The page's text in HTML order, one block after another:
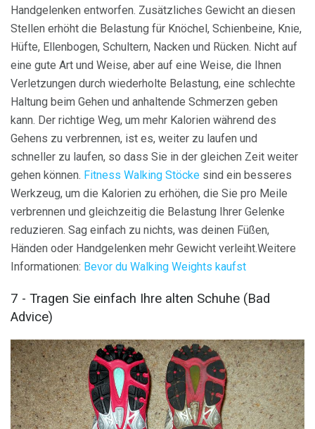
Handgelenken entworfen. Zusätzliches Gewicht an diesen
Stellen erhöht die Belastung für Knöchel, Schienbeine, Knie,
Hüfte, Ellenbogen, Schultern, Nacken und Rücken. Nicht auf
eine gute Art und Weise, aber auf eine Weise, die Ihnen
Verletzungen durch wiederholte Belastung, eine schlechte
Haltung beim Gehen und anhaltende Schmerzen geben
kann. Der richtige Weg, um mehr Kalorien während des
Gehens zu verbrennen, ist es, weiter zu laufen und
schneller zu laufen, so dass Sie in der gleichen Zeit weiter
gehen können. Fitness Walking Stöcke sind ein besseres
Werkzeug, um die Kalorien zu erhöhen, die Sie pro Meile
verbrennen und gleichzeitig die Belastung Ihrer Gelenke
reduzieren. Sag einfach zu nichts, was deinen Füßen,
Händen oder Handgelenken mehr Gewicht verleiht.Weitere
Informationen: Bevor du Walking Weights kaufst
7 - Tragen Sie einfach Ihre alten Schuhe (Bad
Advice)